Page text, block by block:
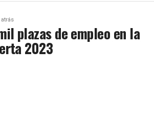
atrás
plazas de empleo en la
2023